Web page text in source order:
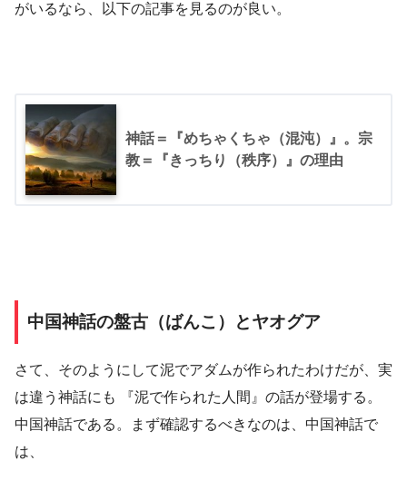
がいるなら、以下の記事を見るのが良い。
神話＝『めちゃくちゃ（混沌）』。宗
教＝『きっちり（秩序）』の理由
中国神話の盤古（ばんこ）とヤオグア
さて、そのようにして泥でアダムが作られたわけだが、実
は違う神話にも 『泥で作られた人間』の話が登場する。
中国神話である。まず確認するべきなのは、中国神話で
は、